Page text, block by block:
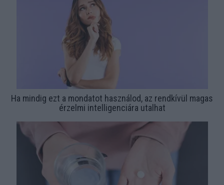
Ha mindig ezt a mondatot használod, az rendkívül magas
érzelmi intelligenciára utalhat